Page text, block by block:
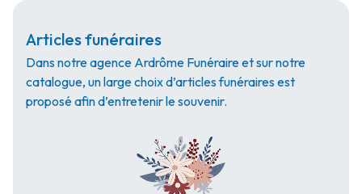
Articles funéraires
Dans notre agence Ardrôme Funéraire et sur notre
catalogue, un large choix d’articles funéraires est
proposé afin d’entretenir le souvenir.